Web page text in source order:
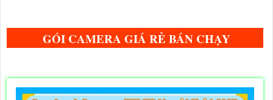
GÓI CAMERA GIÁ RẺ BÁN CHẠY